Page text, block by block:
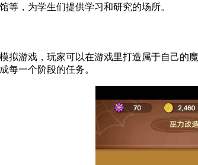
等，为学生们提供学习和研究的场所。
拟游戏，玩家可以在游戏里打造属于自己
每一个阶段的任务。